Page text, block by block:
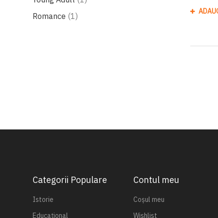
Romance 1produs
Categorii Populare
Istorie
Educațional
Contul meu
Coșul meu
Wishlist